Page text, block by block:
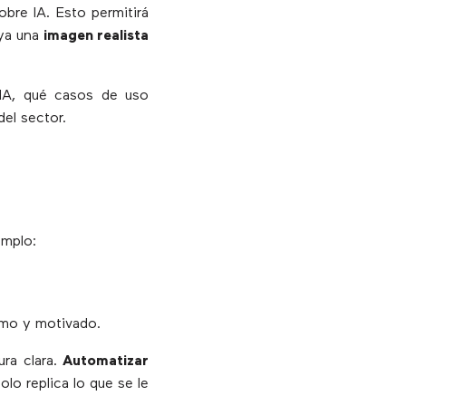
IA. Esto permitirá
una imagen realista
qué casos de uso
sector.
y motivado.
clara. Automatizar
replica lo que se le